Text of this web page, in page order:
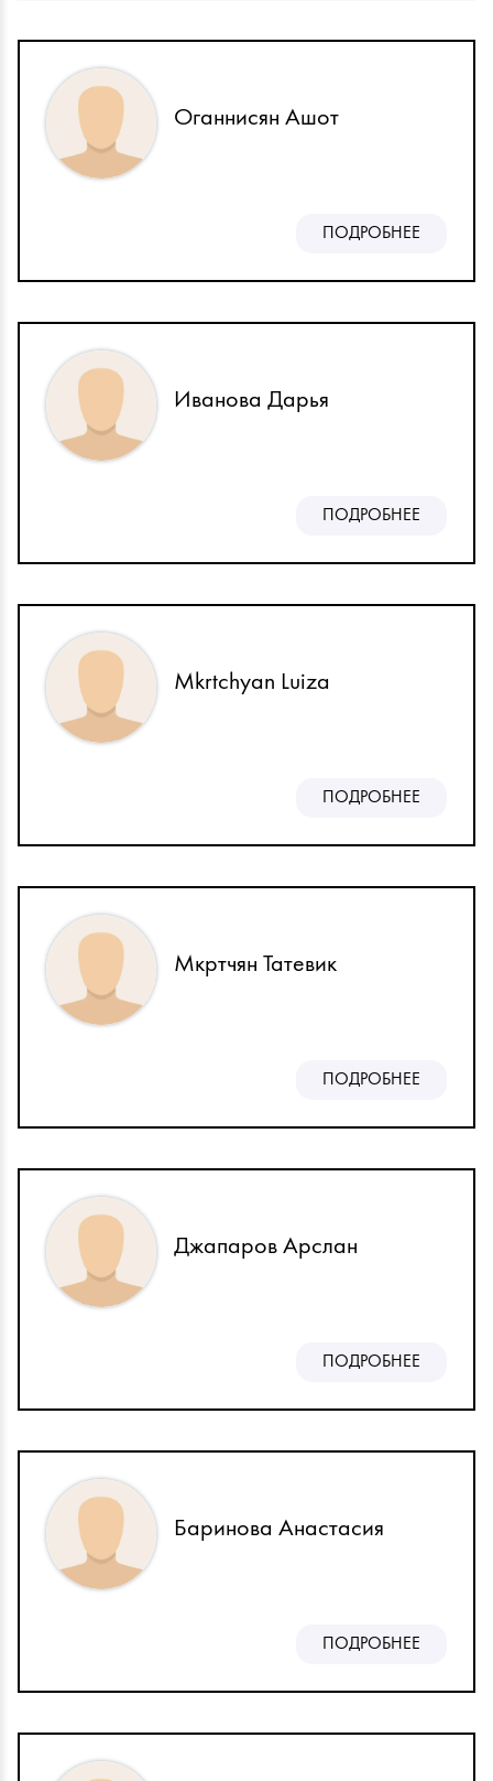
Оганнисян Ашот
ПОДРОБНЕЕ
Иванова Дарья
ПОДРОБНЕЕ
Mkrtchyan Luiza
ПОДРОБНЕЕ
Мкртчян Татевик
ПОДРОБНЕЕ
Джапаров Арслан
ПОДРОБНЕЕ
Баринова Анастасия
ПОДРОБНЕЕ